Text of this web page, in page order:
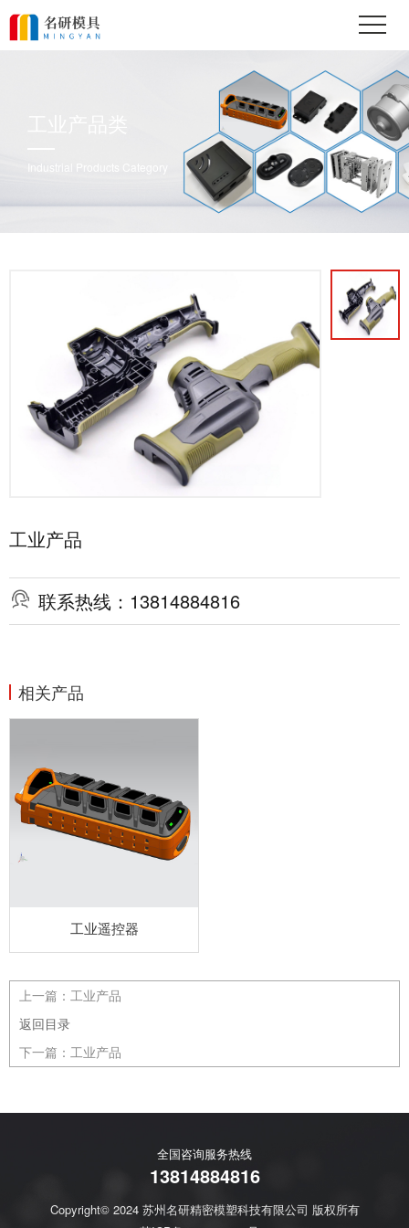
Industrial Products Category
工业产品
 联系热线：13814884816
相关产品
工业遥控器
上一篇： 工业产品
返回目录
下一篇： 工业产品
全国咨询服务热线
13814884816
Copyright© 2024 苏州名研精密模塑科技有限公司 版权所有